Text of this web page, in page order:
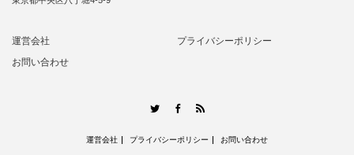
運営会社
プライバシーポリシー
お問い合わせ
TwitterFacebook
運営会社 プライバシーポリシー お問い合わせ